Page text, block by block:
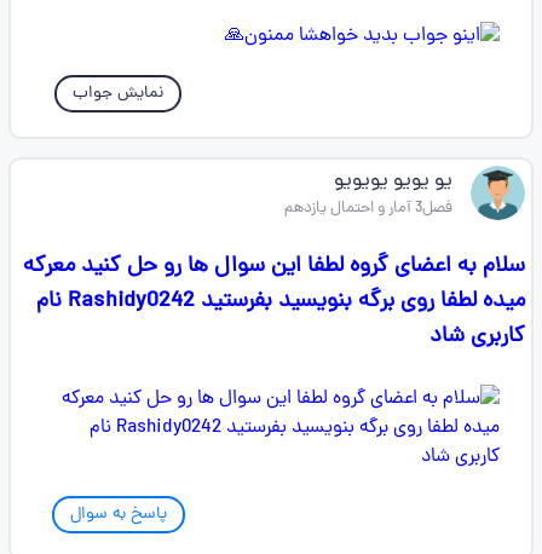
نمایش جواب
یو یویو یویویو
فصل3 آمار و احتمال یازدهم
سلام به اعضای گروه لطفا این سوال ها رو حل کنید معرکه
میده لطفا روی برگه بنویسید بفرستید Rashidy0242 نام
کاربری شاد
پاسخ به سوال